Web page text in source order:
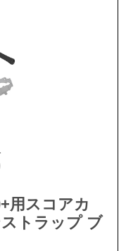
用スコアカ
トラップ ブ